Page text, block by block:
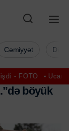
Ucarda “Mercedes”
Cəmiyyət
.”də böyük